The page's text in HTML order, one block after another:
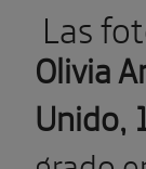
Las
Olivia
Unido,